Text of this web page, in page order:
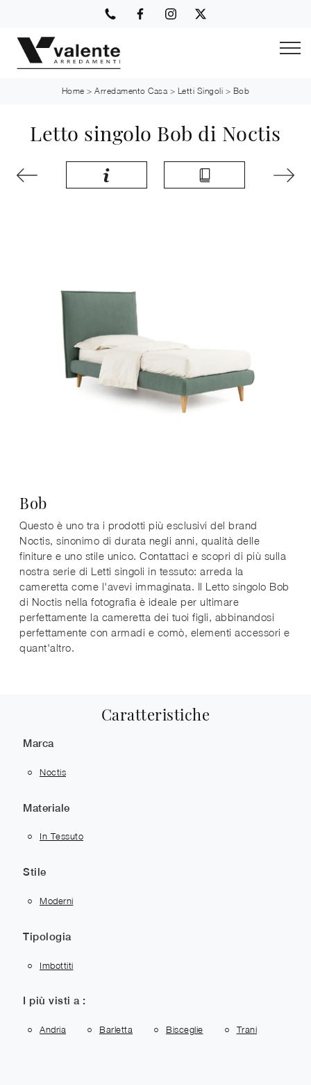
Home >Arredamento Casa > Letti Singoli > Bob
Letto singolo Bob di Noctis
Bob
Questo è uno tra i prodotti più esclusivi del brand
Noctis, sinonimo di durata negli anni, qualità delle
finiture e uno stile unico. Contattaci e scopri di più sulla
nostra serie di Letti singoli in tessuto: arreda la
cameretta come l'avevi immaginata. Il Letto singolo Bob
di Noctis nella fotografia è ideale per ultimare
perfettamente la cameretta dei tuoi figli, abbinandosi
perfettamente con armadi e comò, elementi accessori e
quant'altro.
Caratteristiche
Marca
Noctis
Materiale
In Tessuto
Stile
Moderni
Tipologia
Imbottiti
I più visti a :
Andria Barletta Bisceglie Trani